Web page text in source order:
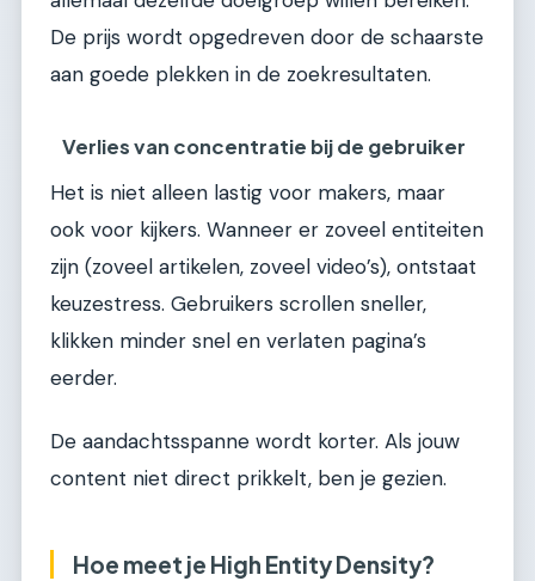
De prijs wordt opgedreven door de schaarste
aan goede plekken in de zoekresultaten.
Verlies van concentratie bij de gebruiker
Het is niet alleen lastig voor makers, maar
ook voor kijkers. Wanneer er zoveel entiteiten
zijn (zoveel artikelen, zoveel video’s), ontstaat
keuzestress. Gebruikers scrollen sneller,
klikken minder snel en verlaten pagina’s
eerder.
De aandachtsspanne wordt korter. Als jouw
content niet direct prikkelt, ben je gezien.
Hoe meet je High Entity Density?